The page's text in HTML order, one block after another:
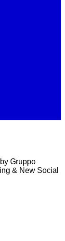
Gruppo
& New Social